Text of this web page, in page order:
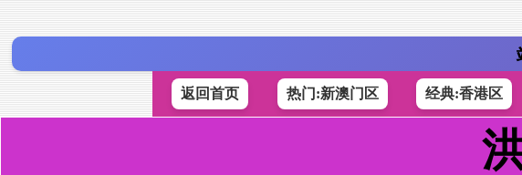
返回首页 热门:新澳门区 经典:香港区